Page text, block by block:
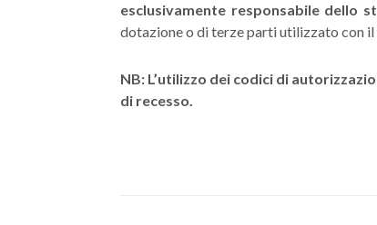
esclusivamente responsabile dello
dotazione o di terze parti utilizzato con
NB: L’utilizzo dei codici di
di recesso.